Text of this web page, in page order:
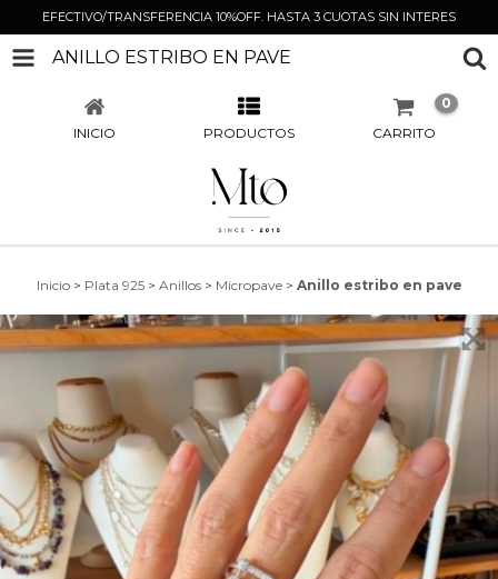
EFECTIVO/TRANSFERENCIA 10%OFF. HASTA 3 CUOTAS SIN INTERES
ANILLO ESTRIBO EN PAVE
INICIO PRODUCTOS CARRITO
0
Inicio > Plata 925 > Anillos > Micropave > Anillo estribo en pave